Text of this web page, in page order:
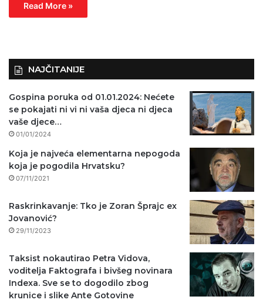
Read More »
NAJČITANIJE
Gospina poruka od 01.01.2024: Nećete
se pokajati ni vi ni vaša djeca ni djeca
vaše djece…
01/01/2024
Koja je najveća elementarna nepogoda
koja je pogodila Hrvatsku?
07/11/2021
Raskrinkavanje: Tko je Zoran Šprajc ex
Jovanović?
29/11/2023
Taksist nokautirao Petra Vidova,
voditelja Faktografa i bivšeg novinara
Indexa. Sve se to dogodilo zbog
krunice i slike Ante Gotovine